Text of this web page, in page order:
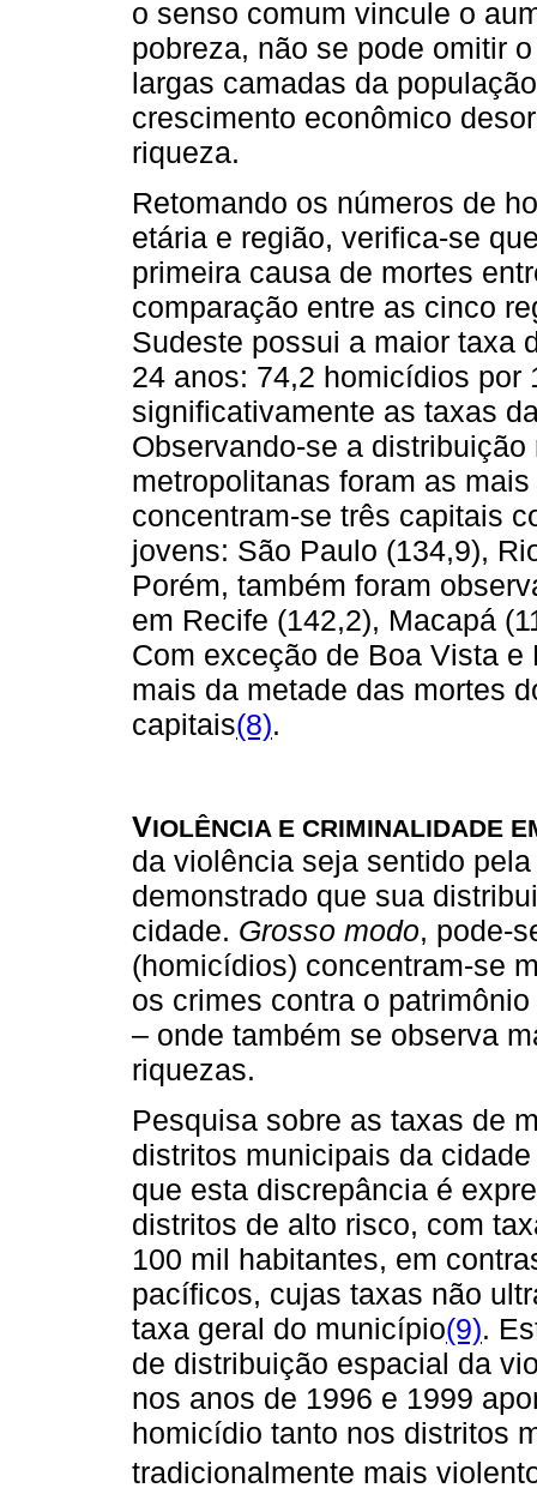
o senso comum vincule o
pobreza, não se pode omitir
largas camadas da
crescimento econômico
riqueza.
Retomando os números de
etária e região, verifica-se
primeira causa de mortes
comparação entre as cinco
Sudeste possui a maior taxa
24 anos: 74,2 homicídios por
significativamente as taxas
Observando-se a
metropolitanas foram as
concentram-se três capitais
jovens: São Paulo (134,9),
Porém, também foram
em Recife (142,2), Macapá
Com exceção de Boa Vista
mais da metade das mortes
capitais(8).
VIOLÊNCIA E CRIMINALIDADE
da violência seja sentido
demonstrado que sua
cidade. Grosso modo, pode-
(homicídios) concentram-se
os crimes contra o
– onde também se observa
riquezas.
Pesquisa sobre as taxas de
distritos municipais da
que esta discrepância é
distritos de alto risco, com
100 mil habitantes, em
pacíficos, cujas taxas não
taxa geral do município(9).
de distribuição espacial da
nos anos de 1996 e 1999
homicídio tanto nos distritos
tradicionalmente mais